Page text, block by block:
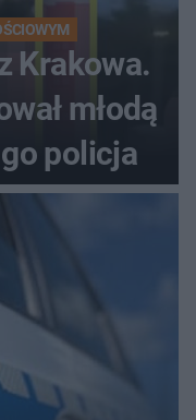
Krakowa.
młodą
policja